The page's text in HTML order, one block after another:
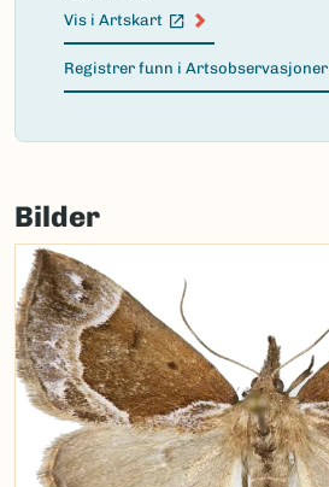
Vis i Artskart
(Ekstern lenke)
Registrer funn i Artsobservasjoner
(Ekstern lenke)
Failed
load
map.
Bilder